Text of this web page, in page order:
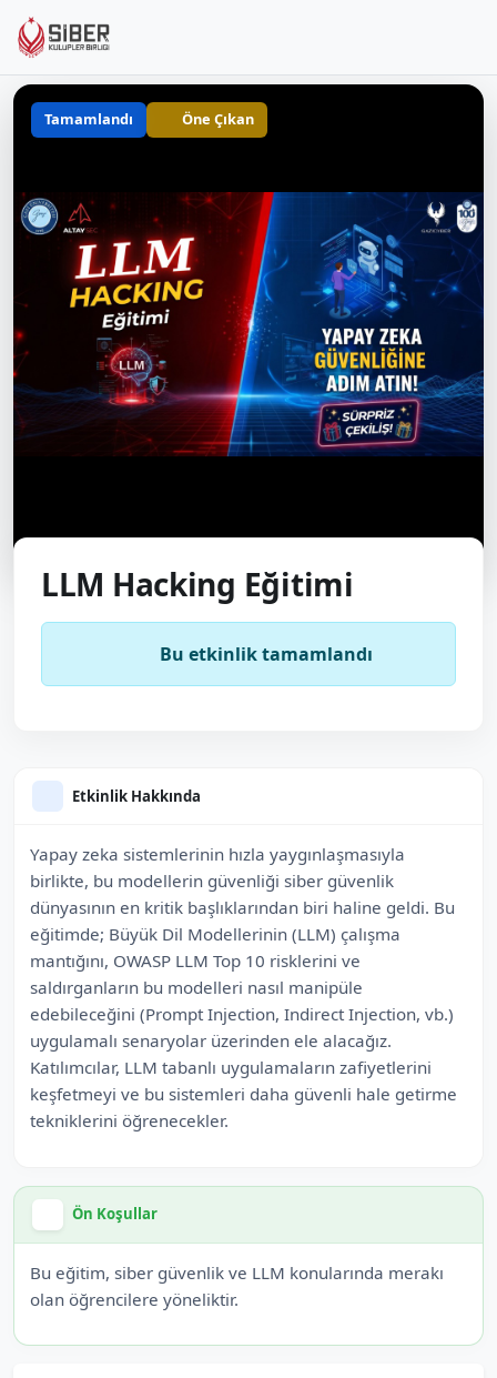
Tamamlandı Öne Çıkan
LLM Hacking Eğitimi
Bu etkinlik tamamlandı
Etkinlik Hakkında
Yapay zeka sistemlerinin hızla yaygınlaşmasıyla
birlikte, bu modellerin güvenliği siber güvenlik
dünyasının en kritik başlıklarından biri haline geldi. Bu
eğitimde; Büyük Dil Modellerinin (LLM) çalışma
mantığını, OWASP LLM Top 10 risklerini ve
saldırganların bu modelleri nasıl manipüle
edebileceğini (Prompt Injection, Indirect Injection, vb.)
uygulamalı senaryolar üzerinden ele alacağız.
Katılımcılar, LLM tabanlı uygulamaların zafiyetlerini
keşfetmeyi ve bu sistemleri daha güvenli hale getirme
tekniklerini öğrenecekler.
Ön Koşullar
Bu eğitim, siber güvenlik ve LLM konularında merakı
olan öğrencilere yöneliktir.